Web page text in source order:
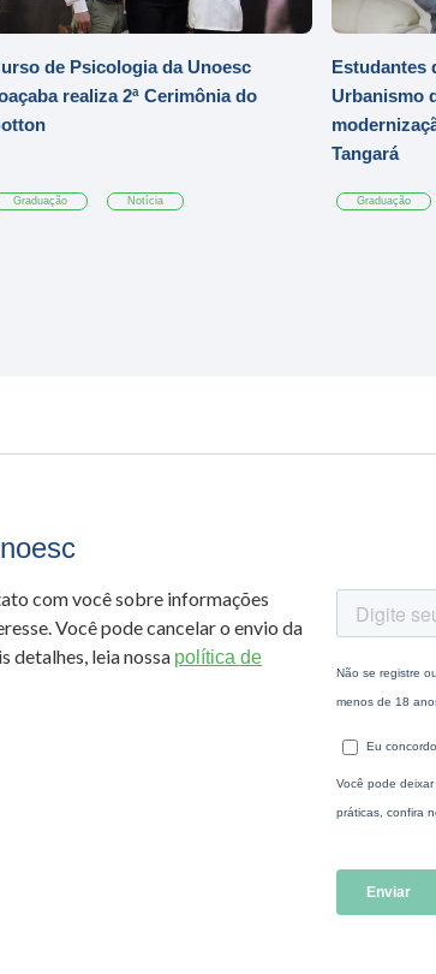
de Psicologia da Unoesc
realiza 2ª Cerimônia do
Graduação Notícia
Estudantes
Urbanismo
Tangará
Graduação
com você sobre informações
Você pode cancelar o envio da
detalhes, leia nossa política de